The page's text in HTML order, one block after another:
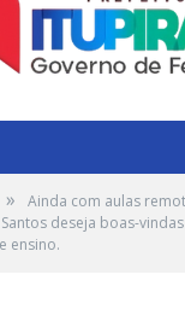
»
Ainda com aulas
deseja boas-
ensino.